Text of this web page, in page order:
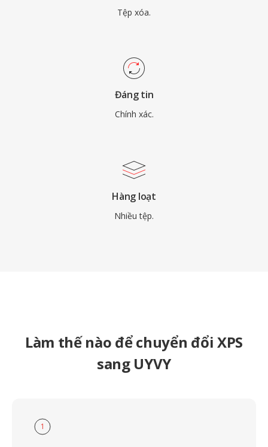
Tệp xóa.
Đáng tin
Chính xác.
Hàng loạt
Nhiều tệp.
Làm thế nào để chuyển đổi XPS
sang UYVY
1